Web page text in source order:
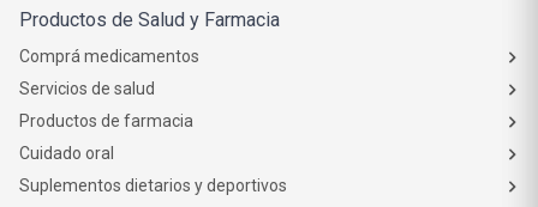
Productos de Salud y Farmacia
Comprá medicamentos
Servicios de salud
Productos de farmacia
Cuidado oral
Suplementos dietarios y deportivos